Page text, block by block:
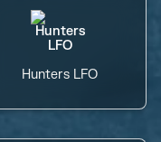
Hunters LFO